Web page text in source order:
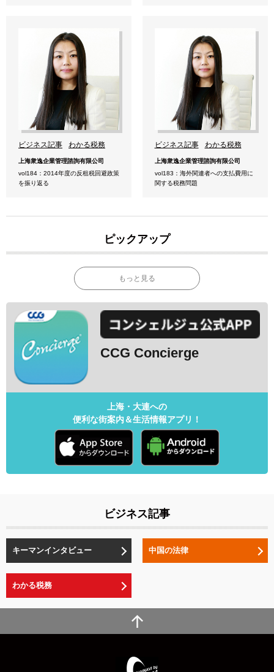
ビジネス記事 わかる税務
上海衆逸企業管理諮詢有限公司
vol184：2014年度の反租税回避政策
を振り返る
ビジネス記事 わかる税務
上海衆逸企業管理諮詢有限公司
vol183：海外関連者への支払費用に
関する税務問題
ピックアップ
もっと見る
CCG Concierge
上海・大連への
便利な街案内＆生活情報アプリ！
ビジネス記事
キーマンインタビュー 中国の法律
わかる税務